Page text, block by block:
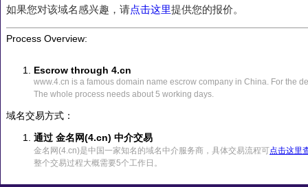
如果您对该域名感兴趣，请点击这里提供您的报价。
Process Overview:
Escrow through 4.cn
www.4.cn is a famous domain name escrow company in China. For the
The whole process needs about 5 working days.
域名交易方式：
通过 金名网(4.cn) 中介交易
金名网(4.cn)是中国一家知名的域名中介服务商，具体交易流程可点击这里
整个交易过程大概需要5个工作日。